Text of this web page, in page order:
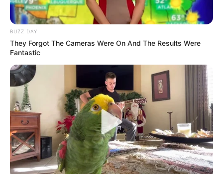
Control de Alergias
La manzanilla tiene propiedades que
el cuerpo, proporcionando alivio para las
Estimula la Desintoxicación del Hígado
La manzanilla puede ayudar en la
desintoxicación del hígado al estimular la
eliminación de toxinas.
Alivio de Dolores de Muelas
Enjuagar la boca con infusión de
manzanilla ayuda a aliviar el dolor de
muelas y reduce la inflamación.
Combate los Radicales Libres
BUZZ DAY
They Forgot The Cameras Were On And The Results Were
Fantastic